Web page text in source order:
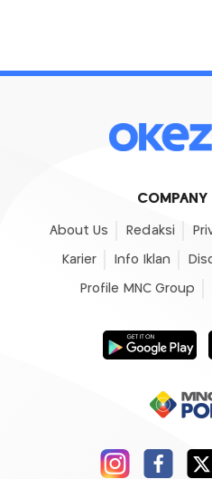
COMPANY
About Us Redaksi
Karier Info Iklan
Profile MNC Group